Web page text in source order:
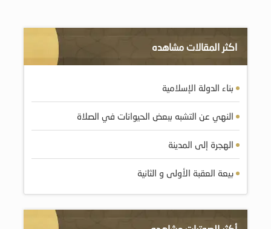
اكثر المقالات مشاهده
بناء الدولة الإسلامية
النهي عن التشبه ببعض الحيوانات في الصلاة
الهجرة إلى المدينة
بيعة العقبة الأولى و الثانية